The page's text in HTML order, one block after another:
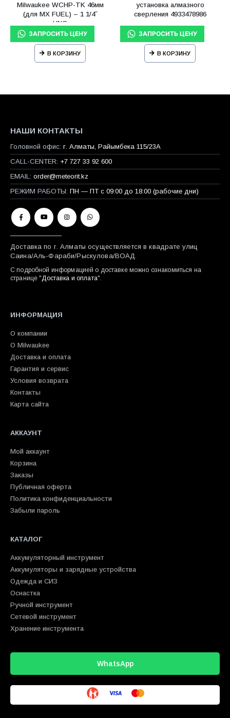
Milwaukee WCHP-TK 46мм
(для MX FUEL) – 1 1/4˝
UNC
В КОРЗИНУ
установка алмазного
сверления 4933478986
В КОРЗИНУ
НАШИ КОНТАКТЫ
Головной офис: г. Алматы, Райымбека 115/23A
CALL-CENTER: +7 727 33 92 600
EMAIL: order@meteorit.kz
РЕЖИМ РАБОТЫ: ПН — ПТ с 09:00 до 18:00 (рабочие дни)
Доставка по г. Алматы осуществляется в квадрате улиц
Саина/Аль-Фараби/Рыскулова/ВОАД.
С подробной информацией о доставке можно ознакомиться на
странице " Доставка и оплата".
ИНФОРМАЦИЯ
О компании
О Milwaukee
Доставка и оплата
Гарантия и сервис
Условия возврата
Контакты
Карта сайта
АККАУНТ
Мой аккаунт
Корзина
Заказы
Публичная оферта
Политика конфиденциальности
Забыли пароль
КАТАЛОГ
Аккумуляторный инструмент
Аккумуляторы и зарядные устройства
Одежда и СИЗ
Оснастка
Ручной инструмент
Сетевой инструмент
Хранение инструмента
WhatsApp